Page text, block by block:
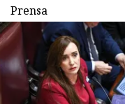
Prensa